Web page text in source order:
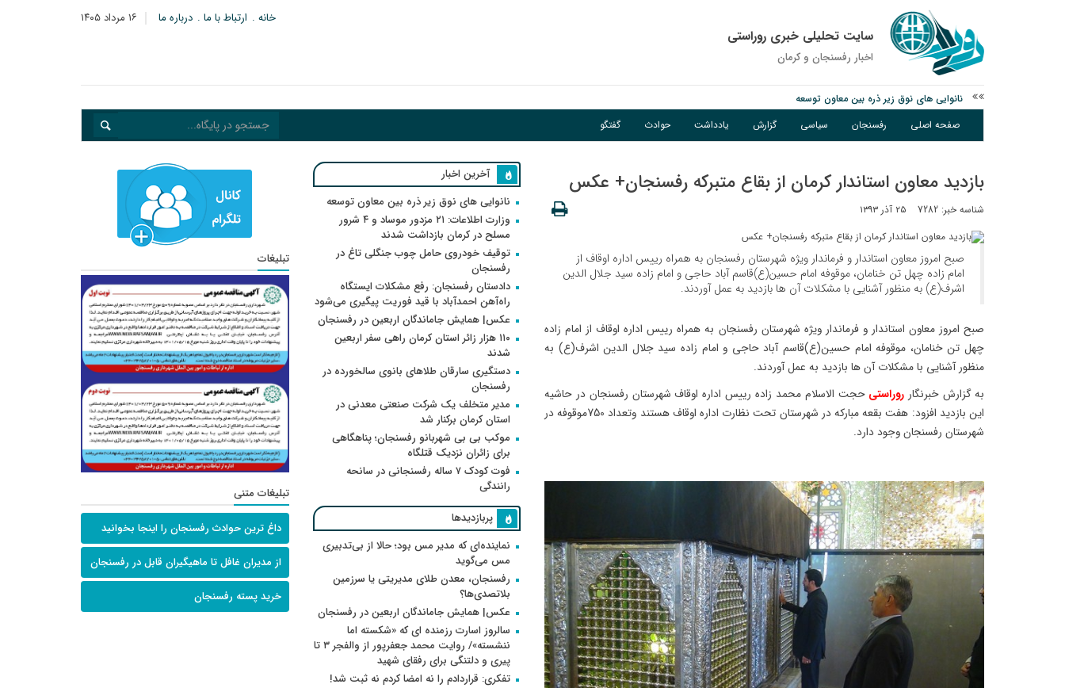
۱۶ مرداد ۱۴۰۵ خانه ارتباط با ما درباره ما
سایت تحلیلی خبری روراستی
اخبار رفسنجان و كرمان
نانوایی های نوق زیر ذره بین معاون توسعه
وزارت اطلاعات: ۲۱ مزدور موساد و ۴ شرور مسلح در کرمان بازداشت شدند
توقیف خودروی حامل چوب جنگلی تاغ در رفسنجان
صفحه اصلی رفسنجان سیاسی گزارش یادداشت حوادث گفتگو
بازدید معاون استاندار کرمان از بقاع متبرکه رفسنجان+ عکس
شناسه خبر: 7282 ۲۵ آذر ۱۳۹۳
صبح امروز معاون استاندار و فرماندار ویژه شهرستان رفسنجان به همراه رییس اداره اوقاف از
امام زاده چهل تن خنامان، موقوفه امام حسین(ع)قاسم آباد حاجی و امام زاده سید جلال الدین
اشرف(ع) به منظور آشنایی با مشکلات آن ها بازدید به عمل آوردند.
صبح امروز معاون استاندار و فرماندار ویژه شهرستان رفسنجان به همراه رییس اداره اوقاف از امام زاده
چهل تن خنامان، موقوفه امام حسین(ع)قاسم آباد حاجی و امام زاده سید جلال الدین اشرف(ع) به
منظور آشنایی با مشکلات آن ها بازدید به عمل آوردند.
به گزارش خبرنگار روراستی حجت الاسلام محمد زاده رییس اداره اوقاف شهرستان رفسنجان در حاشیه
این بازدید افزود: هفت بقعه مبارکه در شهرستان تحت نظارت اداره اوقاف هستند وتعداد 750موقوفه در
شهرستان رفسنجان وجود دارد.
آخرین اخبار
نانوایی های نوق زیر ذره بین معاون توسعه
وزارت اطلاعات: ۲۱ مزدور موساد و ۴ شرور
مسلح در کرمان بازداشت شدند
توقیف خودروی حامل چوب جنگلی تاغ در
رفسنجان
دادستان رفسنجان: رفع مشکلات ایستگاه
راه‌آهن احمدآباد با قید فوریت پیگیری می‌شود
عکس| همایش جاماندگان اربعین در رفسنجان
۱۱۰ هزار زائر استان کرمان راهی سفر اربعین
شدند
دستگیری سارقان طلاهای بانوی سالخورده در
رفسنجان
مدیر متخلف یک شرکت صنعتی معدنی در
استان کرمان برکنار شد
موکب بی بی شهربانو رفسنجان؛ پناهگاهی
برای زائران نزدیک قتلگاه
فوت کودک ۷ ساله رفسنجانی در سانحه
رانندگی
پربازدیدها
نماینده‌ای که مدیر مس بود؛ حالا از بی‌تدبیری
مس می‌گوید
رفسنجان، معدن طلای مدیریتی یا سرزمین
بلاتصدی‌ها؟
عکس| همایش جاماندگان اربعین در رفسنجان
سالروز اسارت رزمنده ای که «شکسته اما
ننشسته»/ روایت محمد جعفرپور از والفجر ۳ تا
پیری و دلتنگی برای رفقای شهید
تفکری: قراردادم را نه امضا کردم نه ثبت شد!
تبلیغات
تبلیغات متنی
داغ ترین حوادث رفسنجان را اینجا بخوانید
از مدیران غافل تا ماهیگیران قابل در رفسنجان
خرید پسته رفسنجان